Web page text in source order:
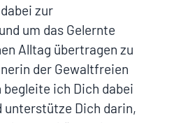
zur
um das Gelernte
Alltag übertragen zu
der Gewaltfreien
ich Dich dabei
unterstütze Dich darin,